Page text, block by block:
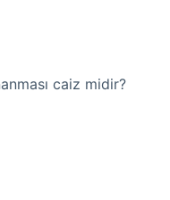
caiz midir?